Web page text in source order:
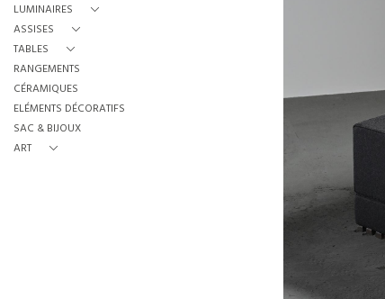
LUMINAIRES
ASSISES
TABLES
RANGEMENTS
CÉRAMIQUES
ELÉMENTS DÉCORATIFS
SAC & BIJOUX
ART